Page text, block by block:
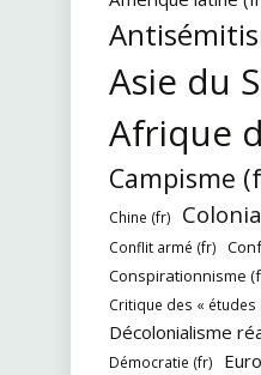
Asie du
Afrique
Campisme
Chine (fr)
Conflit armé (fr)
Conspirationnisme
Critique des «
Décolonialisme
Démocratie (fr)